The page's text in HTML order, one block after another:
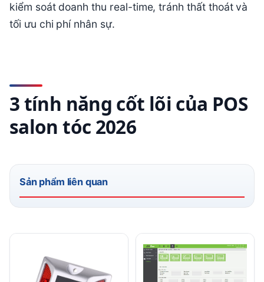
kiểm soát doanh thu real-time, tránh thất thoát và
tối ưu chi phí nhân sự.
3 tính năng cốt lõi của POS
salon tóc 2026
Sản phẩm liên quan